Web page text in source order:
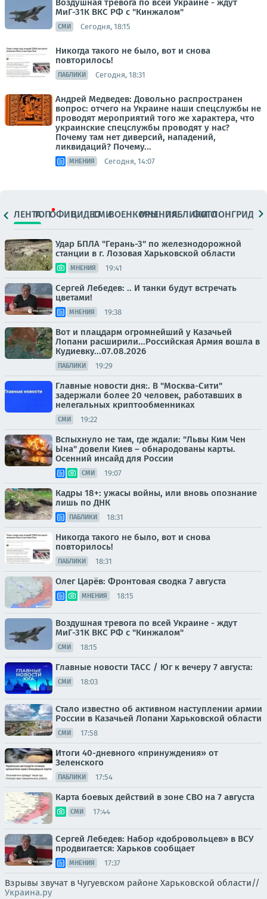
Воздушная тревога по всей Украине - ждут
МиГ-31К ВКС РФ с "Кинжалом"
СМИ Сегодня, 18:15
Никогда такого не было, вот и снова
повторилось!
ПАБЛИКИ Сегодня, 18:31
Андрей Медведев: Довольно распространен
вопрос: отчего на Украине наши спецслужбы не
проводят мероприятий того же характера, что
украинские спецслужбы проводят у нас?
Почему там нет диверсий, нападений,
ликвидаций? Почему...
МНЕНИЯ Сегодня, 14:07
ЛЕНТАТОПОФИЦ.ВИДЕОСМИВОЕНКОРЫМНЕНИЯПАБЛИКИ
ФОТОЛОНГРИДЫ
Удар БПЛА "Герань-3" по железнодорожной
станции в г. Лозовая Харьковской области
МНЕНИЯ 19:41
Сергей Лебедев: .. И танки будут встречать
цветами!
МНЕНИЯ 19:38
Вот и плацдарм огромнейший у Казачьей
Лопани расширили...Российская Армия вошла в
Кудиевку...07.08.2026
ПАБЛИКИ 19:29
Главные новости дня:. В "Москва-Сити"
задержали более 20 человек, работавших в
нелегальных криптообменниках
СМИ 19:22
Вспыхнуло не там, где ждали: "Львы Ким Чен
Ына" довели Киев – обнародованы карты.
Осенний инсайд для России
СМИ 19:07
Кадры 18+: ужасы войны, или вновь опознание
лишь по ДНК
ПАБЛИКИ 18:31
Никогда такого не было, вот и снова
повторилось!
ПАБЛИКИ 18:31
Олег Царёв: Фронтовая сводка 7 августа
МНЕНИЯ 18:15
Воздушная тревога по всей Украине - ждут
МиГ-31К ВКС РФ с "Кинжалом"
СМИ 18:15
Главные новости ТАСС / Юг к вечеру 7 августа:
СМИ 18:03
Стало известно об активном наступлении армии
России в Казачьей Лопани Харьковской области
СМИ 17:58
Итоги 40-дневного «принуждения» от
Зеленского
ПАБЛИКИ 17:54
Карта боевых действий в зоне СВО на 7 августа
СМИ 17:44
Сергей Лебедев: Набор «добровольцев» в ВСУ
продвигается: Харьков сообщает
МНЕНИЯ 17:37
Взрывы звучат в Чугуевском районе Харьковской области//
Украина.ру